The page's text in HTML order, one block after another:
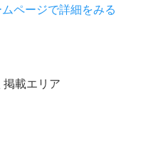
ページで詳細をみる
掲載エリア